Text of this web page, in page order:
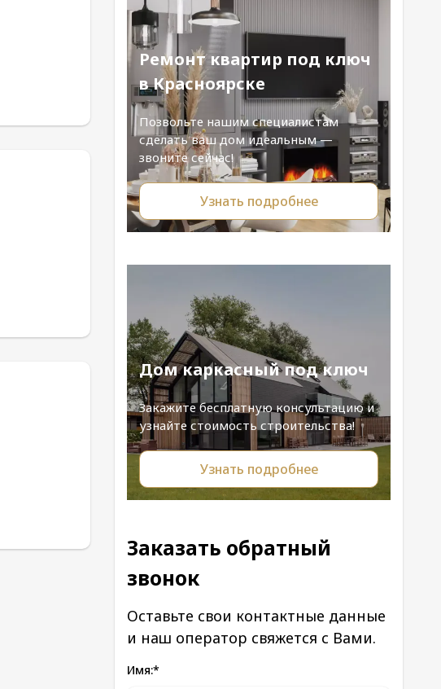
Ремонт квартир под ключ
в Красноярске
Позвольте нашим специалистам
сделать ваш дом идеальным —
звоните сейчас!
Узнать подробнее
Дом каркасный под ключ
Закажите бесплатную консультацию и
узнайте стоимость строительства!
Узнать подробнее
Заказать обратный
звонок
Оставьте свои контактные данные
и наш оператор свяжется с Вами.
Имя:*